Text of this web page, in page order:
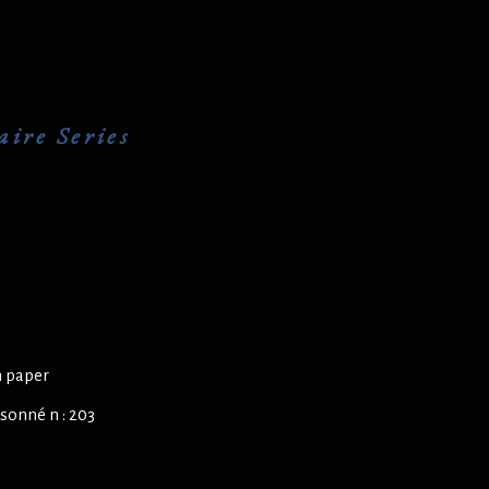
Series
paper
n : 203